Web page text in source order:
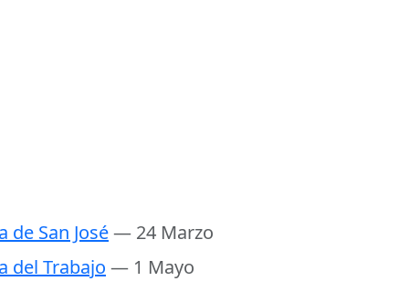
de San José— 24 Marzo
del Trabajo — 1 Mayo